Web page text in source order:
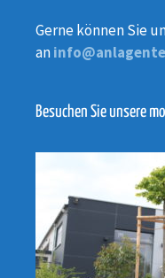
Gerne können Sie
an
Besuchen Sie unsere